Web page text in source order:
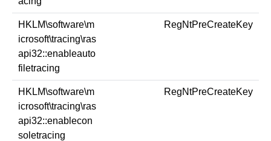
HKLM\software\m
icrosoft\tracing\ras
api32::enableauto
filetracing
RegNtPreCreateKey
HKLM\software\m
icrosoft\tracing\ras
api32::enablecon
soletracing
RegNtPreCreateKey